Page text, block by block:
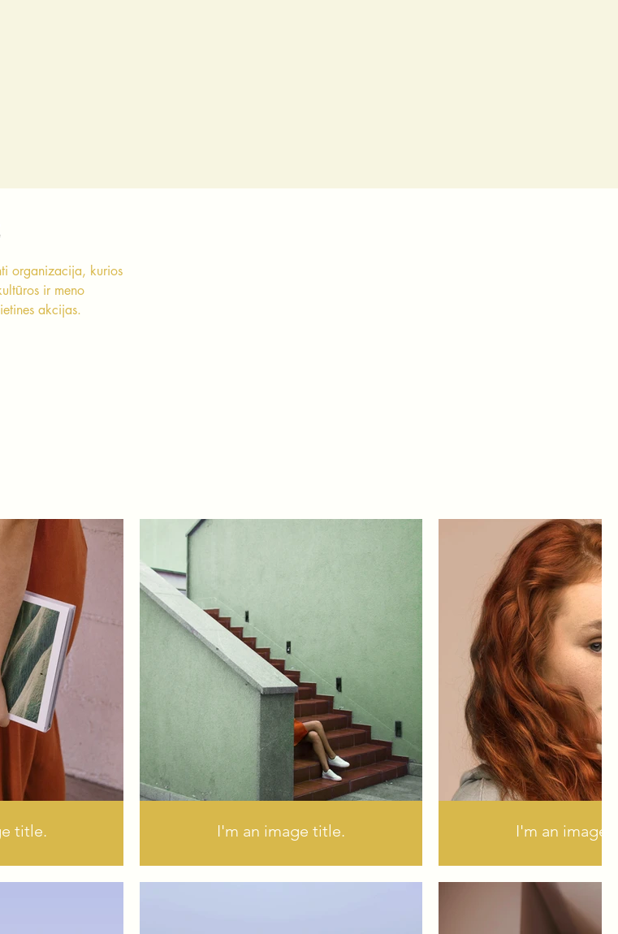
organizacija, kurios
ir meno
akcijas.
title. I'm an image title. I'm an image